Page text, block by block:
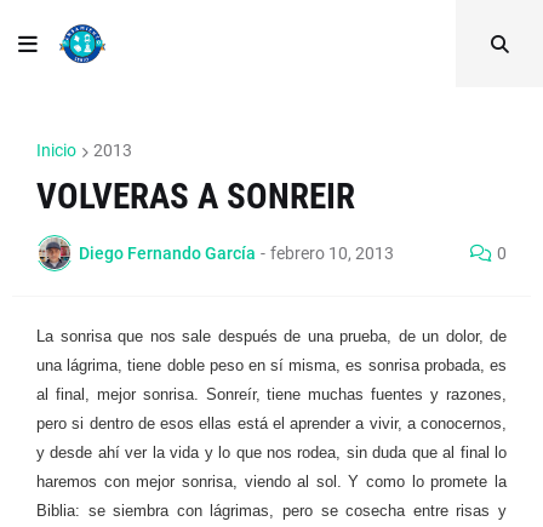
Inicio 2013
VOLVERAS A SONREIR
Diego Fernando García - febrero 10, 2013 0
La sonrisa que nos sale después de una prueba, de un dolor, de
una lágrima, tiene doble peso en sí misma, es sonrisa probada, es
al final, mejor sonrisa. Sonreír, tiene muchas fuentes y razones,
pero si dentro de esos ellas está el aprender a vivir, a conocernos,
y desde ahí ver la vida y lo que nos rodea, sin duda que al final lo
haremos con mejor sonrisa, viendo al sol. Y como lo promete la
Biblia: se siembra con lágrimas, pero se cosecha entre risas y